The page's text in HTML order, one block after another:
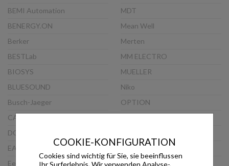
BEMI Automation
BENERGY.ON
Berker
BESTLab
BIOSYS
BLUESOUND
Busch-Jaeger
CASAMBI
DOORBIRD
EAE
Eelectron
MDT
Mean Well
Merten
MM ELECTRO
MUELLER
Niko
OPTION
Schneider
Siemens
COOKIE-KONFIGURATION
Cookies sind wichtig für Sie, sie beeinflussen